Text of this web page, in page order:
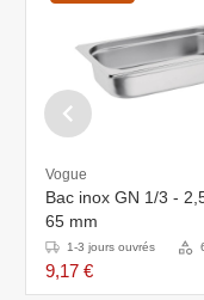
Vogue
Bac inox GN 1/3 -
65 mm
1-3 jours ouvrés
9,17 €